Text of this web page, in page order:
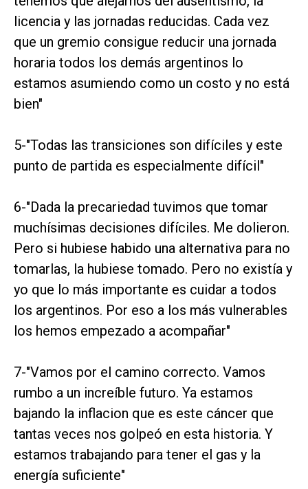
licencia y las jornadas reducidas. Cada vez
que un gremio consigue reducir una jornada
horaria todos los demás argentinos lo
estamos asumiendo como un costo y no está
bien"
5-"Todas las transiciones son difíciles y este
punto de partida es especialmente difícil"
6-"Dada la precariedad tuvimos que tomar
muchísimas decisiones difíciles. Me dolieron.
Pero si hubiese habido una alternativa para no
tomarlas, la hubiese tomado. Pero no existía y
yo que lo más importante es cuidar a todos
los argentinos. Por eso a los más vulnerables
los hemos empezado a acompañar"
7-"Vamos por el camino correcto. Vamos
rumbo a un increíble futuro. Ya estamos
bajando la inflacion que es este cáncer que
tantas veces nos golpeó en esta historia. Y
estamos trabajando para tener el gas y la
energía suficiente"